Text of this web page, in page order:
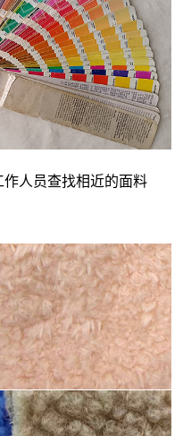
人员查找相近的面料